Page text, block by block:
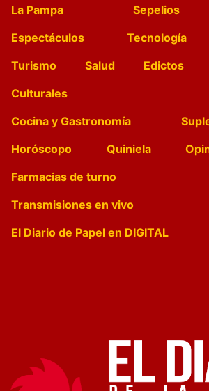
La Pampa Sepelios
Espectáculos
Tecnología
Turismo
Salud Edictos
Culturales
Cocina y Gastronomía
Horóscopo
Quiniela
Farmacias de turno
Transmisiones en vivo
El Diario de Papel en DIGITAL